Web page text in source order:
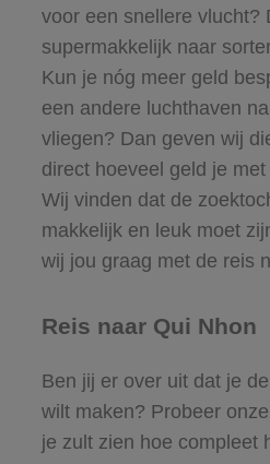
voor een snellere vlucht?
supermakkelijk naar
Kun je nóg meer geld
een andere luchthaven
vliegen? Dan geven wij
direct hoeveel geld je
Wij vinden dat de
makkelijk en leuk moet
wij jou graag met de reis
Reis naar Qui Nhon
Ben jij er over uit dat je
wilt maken? Probeer
je zult zien hoe compleet